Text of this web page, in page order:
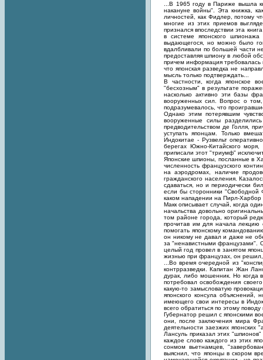
...В 1965 году в Париже вышла
накануне войны". Эта книжка,
личностей, как Фидлер, потому
многие из этих приемов
признался впоследствии эта
в системе японского
выдающегося, но можно было
вдалбливали по большей части
предоставляя шпиону в любой
причем информация требовалась
что японская разведка не
мысль только подтверждать...
В частности, когда японское
"бесхозным" в результате
насколько активно эти базы
вооруженных сил. Вопрос о
подразумевалось, что
Однако этим потерявшим
вооруженные силы
предводительством де Голля,
уступать японцам. Только
Индокитае - Рузвельт
берегах Южно-Китайского
приписали этот "триумф"
Японские шпионы, посланные в
численность французского
на аэродромах, наличие
гражданского населения.
сдаваться, но и периодически
если бы сторонники "Свободной
каком нападении на Пирл-
Макк описывает случай, когда
начальства довольно
том районе города, который
прочитав им для начала лекцию
помогать японскому
он никому не давал и даже не
за "ненавистными французами".
целый год провел в занятом
жизнью при французах, он решил,
...Во время очередной из
контрразведки. Капитан Жан
дурак, либо мошенник. Но когда
потребовал освобождения
какую-то замысловатую
японского консула
имеющего свои интересы в
всего обратиться по этому
Губернатор решил с японскими
они, после заключения мира
деятельности заезжих
Лансуль приказал этих
каждое слово каждого из этих
сонмом вьетнамцев,
выяснил, что японцы в скором